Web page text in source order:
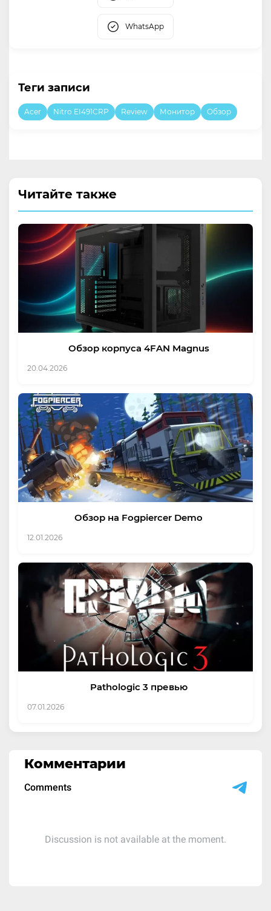
WhatsApp
Теги записи
Acer Nitro EI491CRP Review Монитор Обзор
Читайте также
Обзор корпуса 4FAN Magnus
20.04.2026
Обзор на Fogpiercer Demo
12.01.2026
Pathologic 3 превью
07.01.2026
Комментарии